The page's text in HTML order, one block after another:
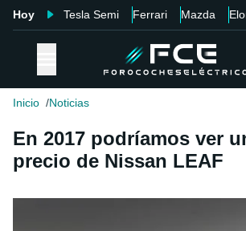
Hoy Tesla Semi Ferrari Mazda
Inicio Noticias
En 2017 podríamos ver
precio de Nissan LEAF